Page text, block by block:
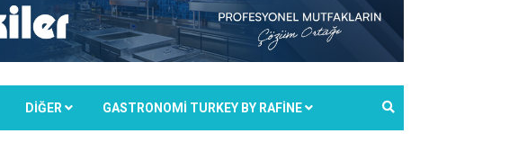
DIĞER GASTRONOMİ TURKEY BY RAFİNE